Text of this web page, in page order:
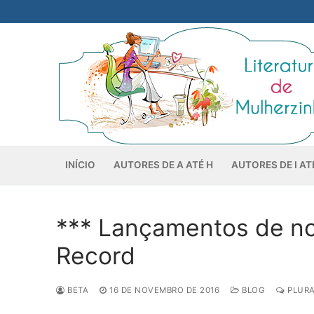
para
INÍCIO AUTORES DE A ATÉ H AUTORES DE I
*** Lançamentos de
Record
BETA 16 DE NOVEMBRO DE 2016 BLOG